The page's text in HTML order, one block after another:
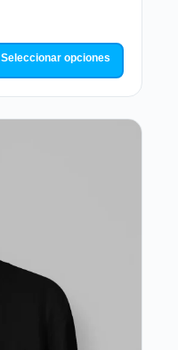
Seleccionar opciones